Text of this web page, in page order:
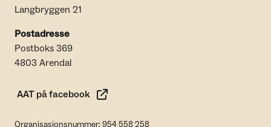
Langbryggen 21
Postadresse
Postboks 369
4803 Arendal
AAT på facebook
Organisasjonsnummer: 954 558 258